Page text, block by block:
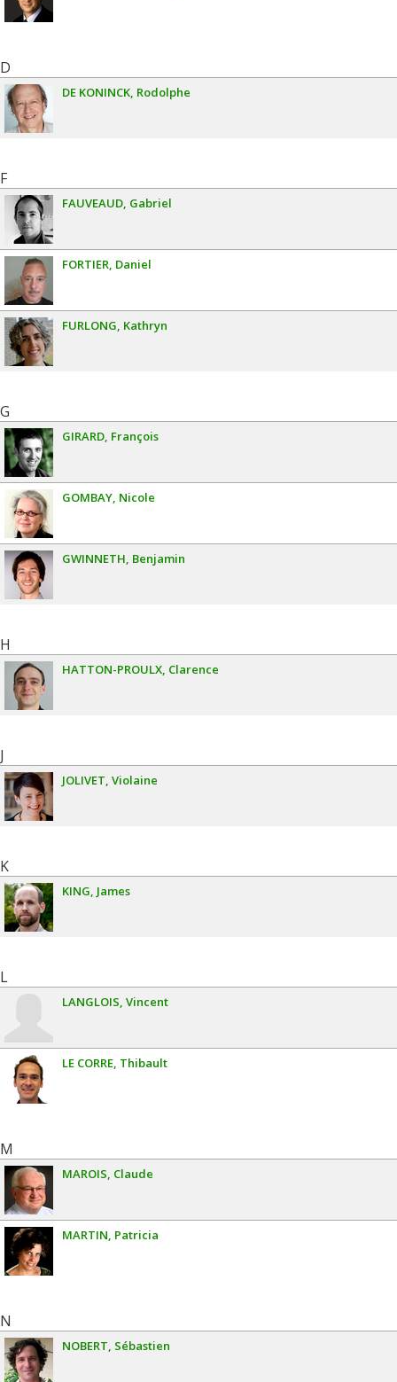
D
DE KONINCK Rodolphe
F
FAUVEAUD Gabriel
FORTIER Daniel
FURLONG Kathryn
G
GIRARD François
GOMBAY Nicole
GWINNETH Benjamin
H
HATTON-PROULX Clarence
J
JOLIVET Violaine
K
KING James
L
LANGLOIS Vincent
LE CORRE Thibault
M
MAROIS Claude
MARTIN Patricia
N
NOBERT Sébastien